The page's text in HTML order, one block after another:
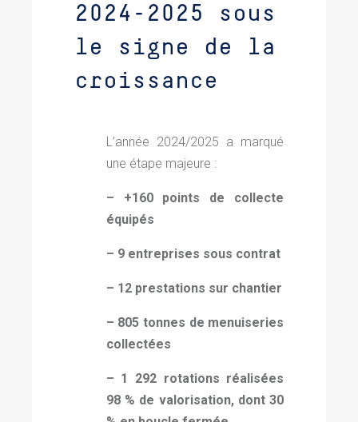
2024-2025 sous
le signe de la
croissance
L’année 2024/2025 a marqué
une étape majeure :
– +160 points de collecte
équipés
– 9 entreprises sous contrat
– 12 prestations sur chantier
– 805 tonnes de menuiseries
collectées
– 1 292 rotations réalisées
98 % de valorisation, dont 30